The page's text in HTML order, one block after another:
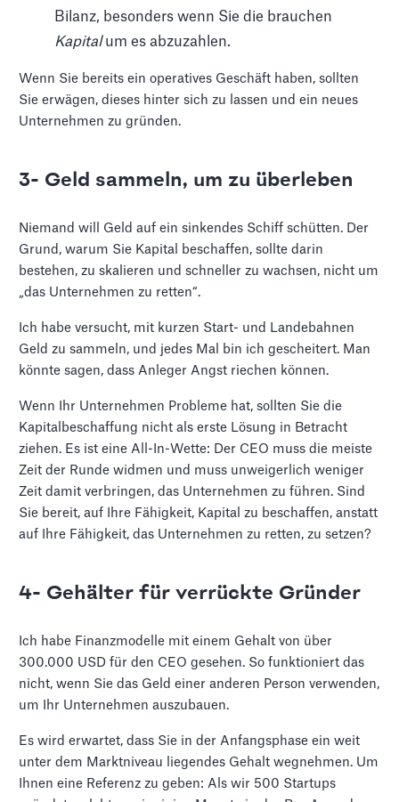
Bilanz, besonders wenn Sie die brauchen
Kapitalum es abzuzahlen.
Wenn Sie bereits ein operatives Geschäft haben, sollten
Sie erwägen, dieses hinter sich zu lassen und ein neues
Unternehmen zu gründen.
3- Geld sammeln, um zu überleben
Niemand will Geld auf ein sinkendes Schiff schütten. Der
Grund, warum Sie Kapital beschaffen, sollte darin
bestehen, zu skalieren und schneller zu wachsen, nicht um
„das Unternehmen zu retten“.
Ich habe versucht, mit kurzen Start- und Landebahnen
Geld zu sammeln, und jedes Mal bin ich gescheitert. Man
könnte sagen, dass Anleger Angst riechen können.
Wenn Ihr Unternehmen Probleme hat, sollten Sie die
Kapitalbeschaffung nicht als erste Lösung in Betracht
ziehen. Es ist eine All-In-Wette: Der CEO muss die meiste
Zeit der Runde widmen und muss unweigerlich weniger
Zeit damit verbringen, das Unternehmen zu führen. Sind
Sie bereit, auf Ihre Fähigkeit, Kapital zu beschaffen, anstatt
auf Ihre Fähigkeit, das Unternehmen zu retten, zu setzen?
4- Gehälter für verrückte Gründer
Ich habe Finanzmodelle mit einem Gehalt von über
300.000 USD für den CEO gesehen. So funktioniert das
nicht, wenn Sie das Geld einer anderen Person verwenden,
um Ihr Unternehmen auszubauen.
Es wird erwartet, dass Sie in der Anfangsphase ein weit
unter dem Marktniveau liegendes Gehalt wegnehmen. Um
Ihnen eine Referenz zu geben: Als wir 500 Startups